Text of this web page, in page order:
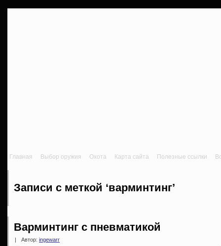
Главная Выбор оружия Охота Карта сайта Полезные ссылки
Записи с меткой ‘варминтинг’
Варминтинг с пневматикой
Автор: ingewarr